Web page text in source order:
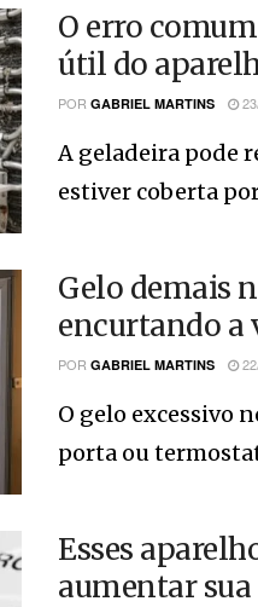
O erro
útil do
POR GABRIEL MARTINS
A geladeira pode
estiver coberta por
Gelo demais
encurtando a
POR GABRIEL MARTINS
O gelo excessivo
porta ou
Esses
aumentar sua